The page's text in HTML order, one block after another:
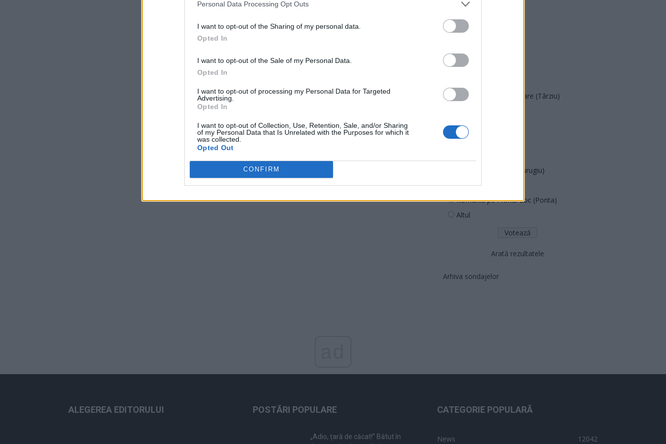
Personal Data Processing Opt Outs
I want to opt-out of the Sharing of my personal data.
Opted In
I want to opt-out of the Sale of my Personal Data.
Opted In
I want to opt-out of processing my Personal Data for Targeted
Advertising.
Opted In
I want to opt-out of Collection, Use, Retention, Sale, and/or Sharing
of my Personal Data that Is Unrelated with the Purposes for which it
was collected.
Opted Out
CONFIRM
PNȚMM
REPER
POT (Gavrilă)
Acțiunea Conservatoare (Târziu)
PUSL (D. Voiculescu)
PNȚCD (Pavelescu)
Partidul Patrioților (Surugiu)
FAR (Coarnă)
România pe Primul Loc (Ponta)
Altul
Arată rezultatele
Arhiva sondajelor
ALEGEREA EDITORULUI POSTĂRI POPULARE
„Adio, țară de căcat!” Bătut în
CATEGORIE POPULARĂ
News 12042